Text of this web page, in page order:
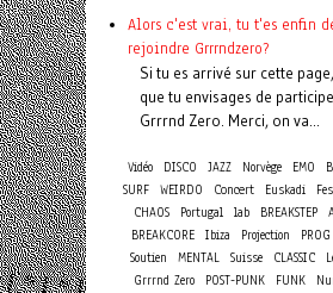
Alors c'est vrai, tu t'es enfin
rejoindre Grrrndzero?
Si tu es arrivé sur cette
que tu envisages de
Grrrnd Zero. Merci, on va...
Vidéo DISCO JAZZ Norvège EMO
SURF WEIRDO Concert Euskadi
CHAOS
Portugal lab BREAKSTEP
BREAKCORE Ibiza Projection PROG
Soutien
MENTAL Suisse CLASSIC
Grrrnd Zero
POST-PUNK FUNK